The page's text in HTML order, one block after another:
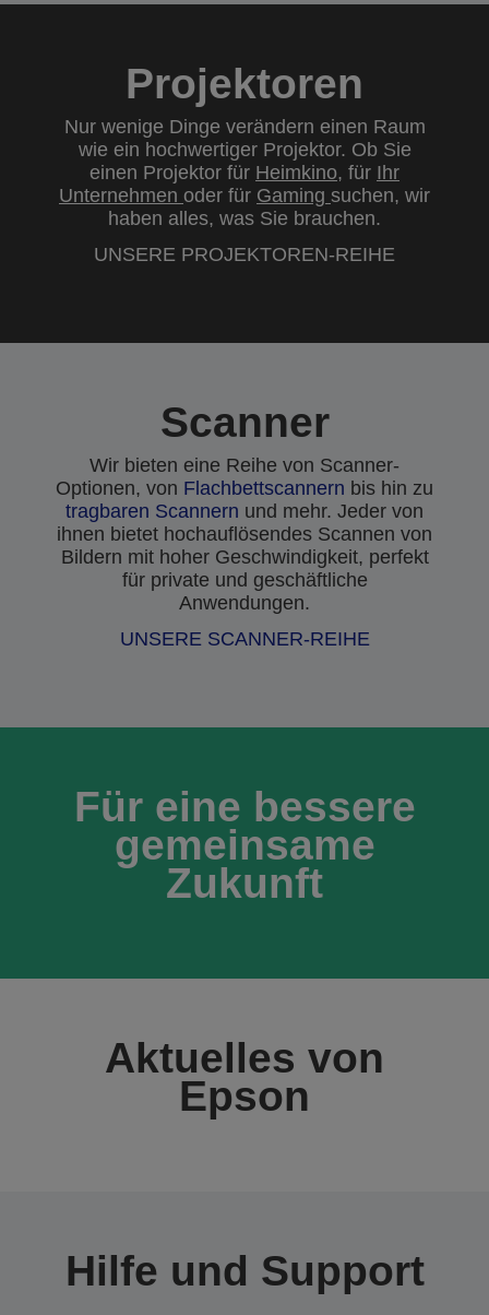
Projektoren
Nur wenige Dinge verändern einen Raum
wie ein hochwertiger Projektor. Ob Sie
einen Projektor für Heimkino, für Ihr
Unternehmen oder für Gaming suchen, wir
haben alles, was Sie brauchen.
UNSERE PROJEKTOREN-REIHE
Scanner
Wir bieten eine Reihe von Scanner-
Optionen, von Flachbettscannern bis hin zu
tragbaren Scannern und mehr. Jeder von
ihnen bietet hochauflösendes Scannen von
Bildern mit hoher Geschwindigkeit, perfekt
für private und geschäftliche
Anwendungen.
UNSERE SCANNER-REIHE
Für eine bessere
gemeinsame
Zukunft
Aktuelles von
Epson
Hilfe und Support